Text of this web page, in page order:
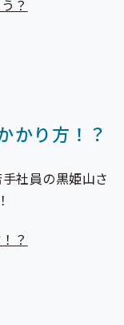
？
かり方！？
社員の黒姫山さ
？